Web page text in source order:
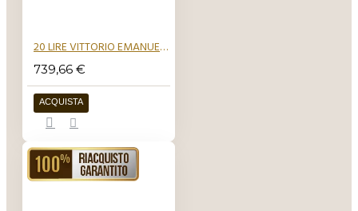
20 LIRE VITTORIO EMANUELE II 1861 1878
739,66 €
ACQUISTA
RIACQUISTO GARANTITO